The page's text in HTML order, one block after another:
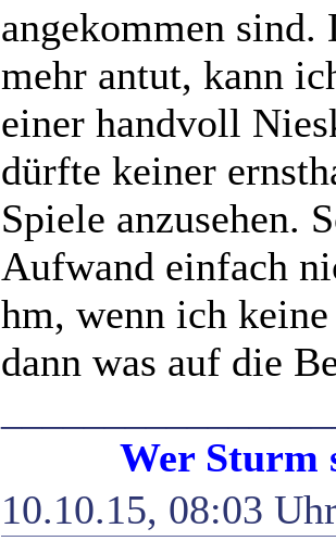
angekommen sind.
mehr antut, kann
einer handvoll
dürfte keiner
Spiele anzusehen.
Aufwand einfach
hm, wenn ich
dann was auf die
Wer Sturm
10.10.15, 08:03